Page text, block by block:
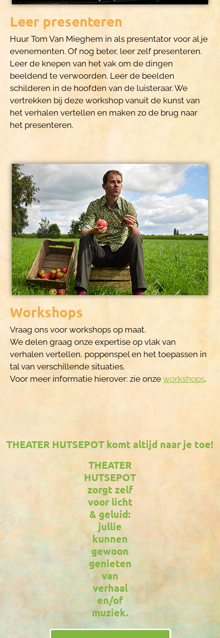
Leer presenteren
Huur Tom Van Mieghem in als presentator voor al je
evenementen. Of nog beter, leer zelf presenteren.
Leer de knepen van het vak om de dingen
beeldend te verwoorden. Leer de beelden
schilderen in de hoofden van de luisteraar. We
vertrekken bij deze workshop vanuit de kunst van
het verhalen vertellen en maken zo de brug naar
het presenteren.
Workshops
Vraag ons voor workshops op maat.
We delen graag onze expertise op vlak van
verhalen vertellen, poppenspel en het toepassen in
tal van verschillende situaties.
Voor meer informatie hierover: zie onze workshops.
THEATER HUTSEPOT komt altijd naar je toe!
THEATER
HUTSEPOT
zorgt zelf
voor licht
& geluid:
jullie
kunnen
gewoon
genieten
van
verhaal
en/of
muziek.